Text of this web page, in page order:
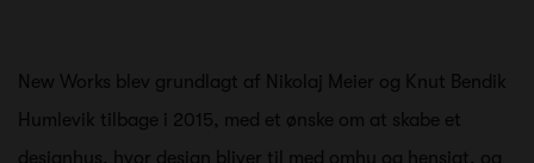
New Works blev grundlagt af Nikolaj Meier og Knut Bendik
Humlevik tilbage i 2015, med et ønske om at skabe et
designhus, hvor design bliver til med omhu og hensigt, og